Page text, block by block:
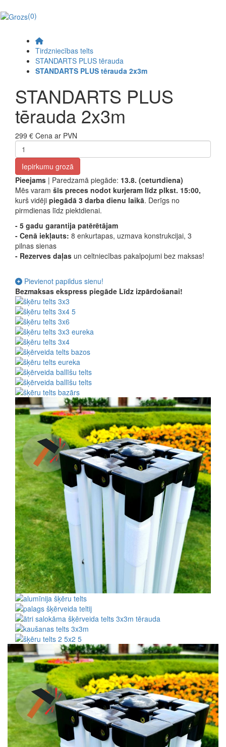
(0)
Tirdzniecības telts
STANDARTS PLUS tērauda
STANDARTS PLUS tērauda 2x3m
STANDARTS PLUS
tērauda 2x3m
299 € Cena ar PVN
Iepirkumu grozā
Pieejams | Paredzamā piegāde: 13.8. (ceturtdiena)
Mēs varam šīs preces nodot kurjeram līdz plkst. 15:00,
kurš vidēji piegādā 3 darba dienu laikā. Derīgs no
pirmdienas līdz piektdienai.
- 5 gadu garantija patērētājam
- Cenā iekļauts: 8 enkurtapas, uzmava konstrukcijai, 3
pilnas sienas
- Rezerves daļas un celtniecības pakalpojumi bez maksas!
Pievienot papildus sienu!
Bezmaksas ekspress piegāde Līdz izpārdošanai!